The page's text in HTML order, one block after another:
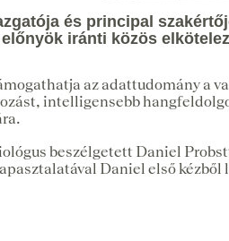
és principal
iránti közös
az adattudomány a
intelligensebb
beszélgetett Daniel
Daniel első